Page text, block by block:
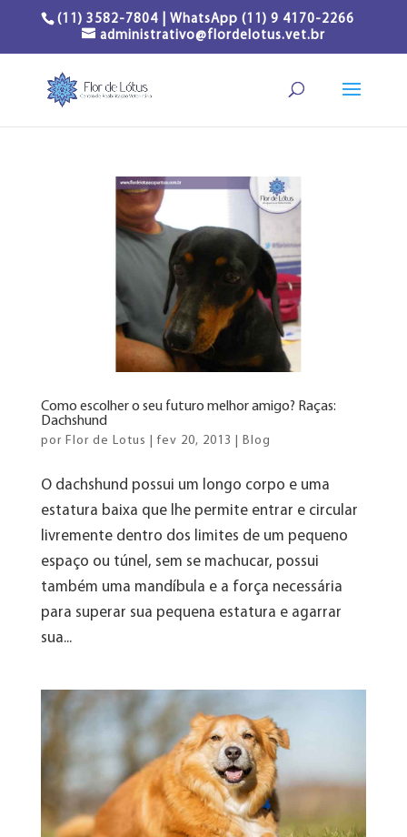
(11) 3582-7804 | WhatsApp (11) 9 4170-2266
administrativo@flordelotus.vet.br
Como escolher o seu futuro melhor amigo? Raças:
Dachshund
por Flor de Lotus fev 20, 2013 Blog
O dachshund possui um longo corpo e uma
estatura baixa que lhe permite entrar e circular
livremente dentro dos limites de um pequeno
espaço ou túnel, sem se machucar, possui
também uma mandíbula e a força necessária
para superar sua pequena estatura e agarrar
sua...